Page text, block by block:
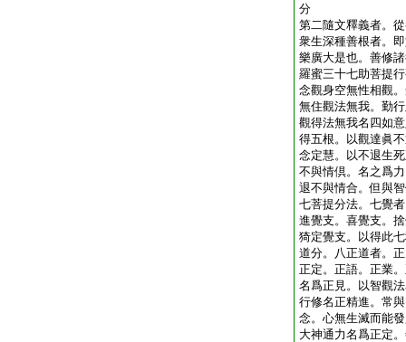
分
第二隨文釋義者。
衆生深種善根者。
樂廣大是也。善修
羅蜜三十七助菩提
念觀身空無性相觀
無住觀法無我。勤
觀得法無我名四如
得五根。以觀達眞
念定慧。以不退生
不與情倶。名之爲
退不與情合。但與
七菩提分法。七覺
進覺支。喜覺支。
猗定覺支。以得此
道分。八正道者。
正定。正語。正業
名爲正見。以智觀
行修名正精進。常
念。心無生滅而能
大神通力名爲正定